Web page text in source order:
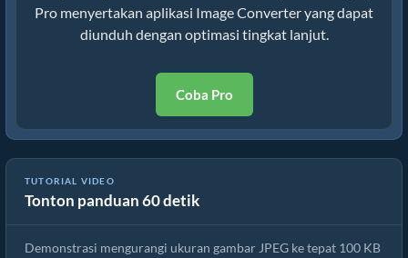
Pro menyertakan aplikasi Image Converter yang dapat
diunduh dengan optimasi tingkat lanjut.
Coba Pro
TUTORIAL VIDEO
Tonton panduan 60 detik
Cara Mengompres tiff ke Ukuran Tertentu
Demonstrasi mengurangi ukuran gambar JPEG ke tepat 100 KB